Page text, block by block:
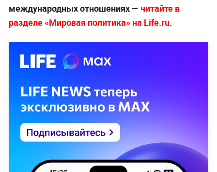
международных отношениях — читайте в
разделе «Мировая политика» на Life.ru.